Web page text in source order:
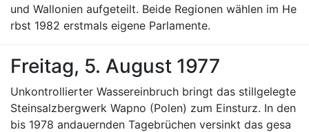
und Wallonien aufgeteilt. Beide Regionen wählen im He
rbst 1982 erstmals eigene Parlamente.
Freitag, 5. August 1977
Unkontrollierter Wassereinbruch bringt das stillgelegte
Steinsalzbergwerk Wapno (Polen) zum Einsturz. In den
bis 1978 andauernden Tagebrüchen versinkt das gesa